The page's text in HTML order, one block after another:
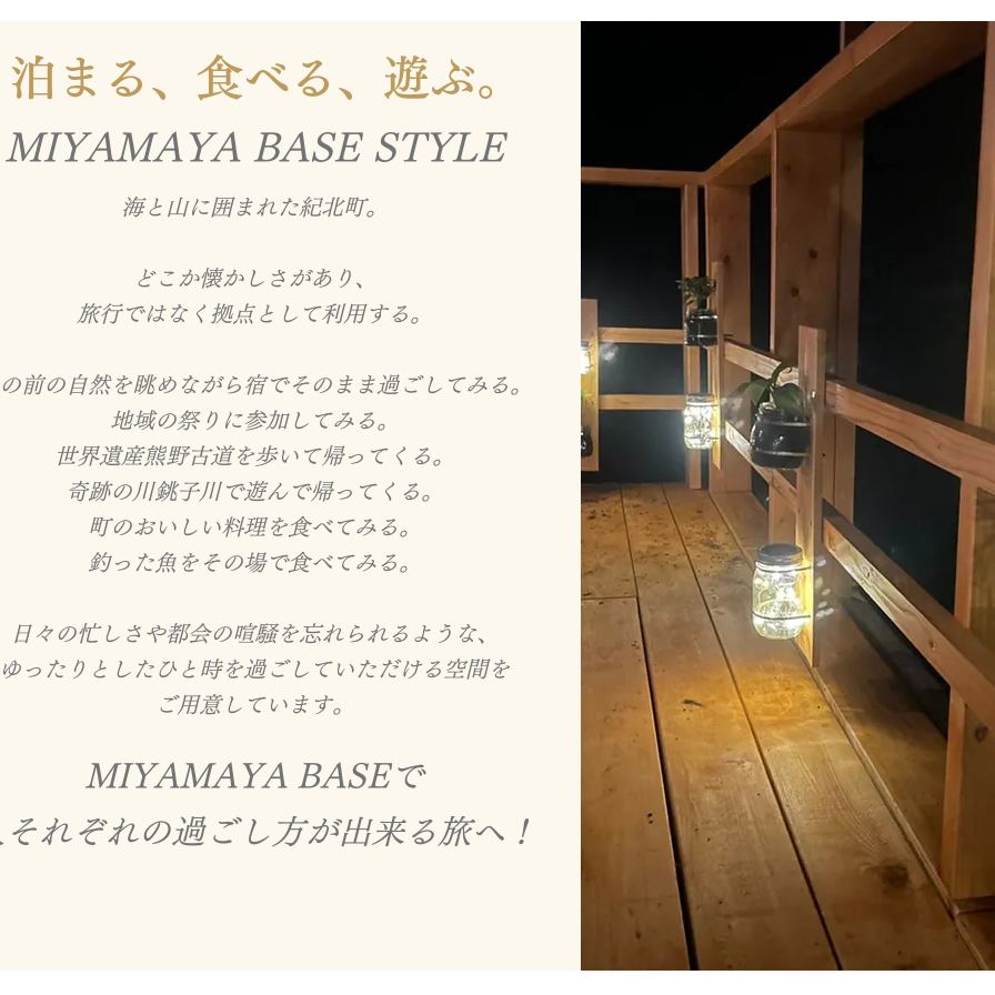
泊まる、食べる、遊ぶ。
MIYAMAYA BASE STYLE
海と山に囲まれた紀北町。
どこか懐かしさがあり、
旅行ではなく拠点として利用する。
前の自然を眺めながら宿でそのまま過ごしてみる。
地域の祭りに参加してみる。
世界遺産熊野古道を歩いて帰ってくる。
奇跡の川銚子川で遊んで帰ってくる。
町のおいしい料理を食べてみる。
釣った魚をその場で食べてみる。
日々の忙しさや都会の喧騒を忘れられるような、
ったりとしたひと時を過ごしていただける空間を
​ご用意しています。
MIYAMAYA BASEで​
れぞれの過ごし方が出来る旅へ！